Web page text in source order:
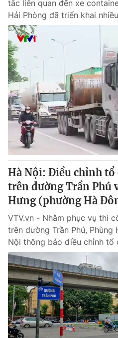
® Cấm sao chép dưới mọi hình
thuận bằng văn bản. Ghi rõ
thông tin từ website này.
tắc liên quan đến xe
Hải Phòng đã triển khai
Hà Nội: Điều chỉnh tổ
trên đường Trần Phú
Hưng (phường Hà
VTV.vn - Nhằm phục vụ thi
trên đường Trần Phú, Phùng
Nội thông báo điều chỉnh tổ